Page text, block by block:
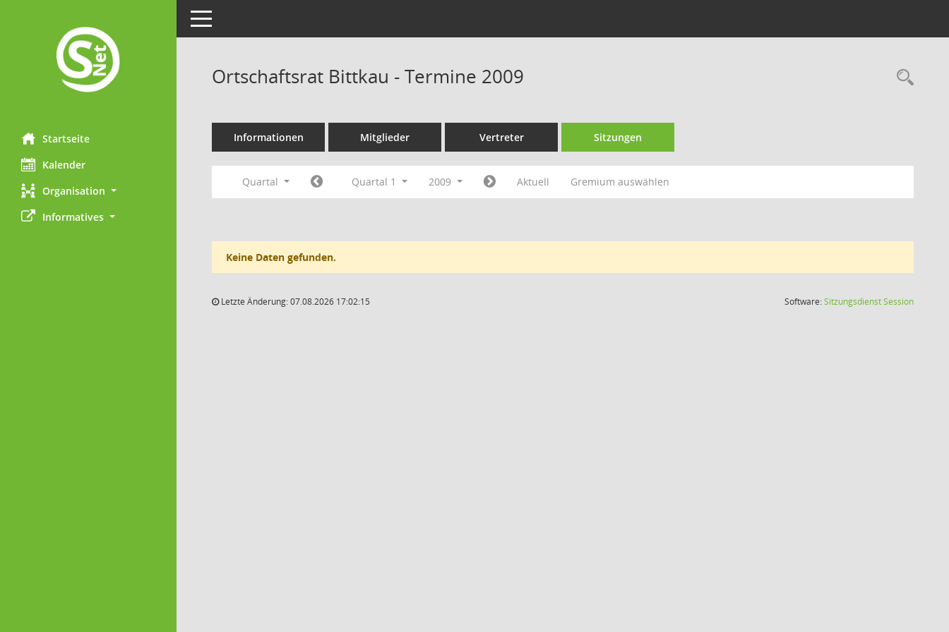
Startseite
Kalender
Organisation
Informatives
Toggle navigation
Ortschaftsrat Bittkau - Termine 2009
Informationen Mitglieder Vertreter Sitzungen
Quartal Quartal 1 2009 Aktuell Gremium auswählen
Keine Daten gefunden.
Letzte Änderung: 07.08.2026 17:02:15 Software:SitzungsdienstSession(Wird in